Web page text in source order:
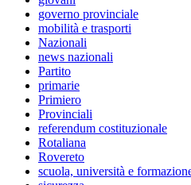
governo provinciale
mobilità e trasporti
Nazionali
news nazionali
Partito
primarie
Primiero
Provinciali
referendum costituzionale
Rotaliana
Rovereto
scuola, università e